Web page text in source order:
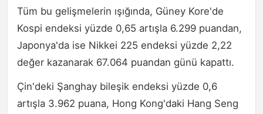
Tüm bu gelişmelerin ışığında, Güney Kore'de
Kospi endeksi yüzde 0,65 artışla 6.299 puandan,
Japonya'da ise Nikkei 225 endeksi yüzde 2,22
değer kazanarak 67.064 puandan günü kapattı.
Çin'deki Şanghay bileşik endeksi yüzde 0,6
artışla 3.962 puana, Hong Kong'daki Hang Seng